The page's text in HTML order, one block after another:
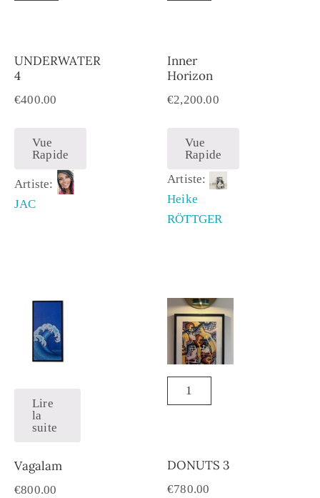
UNDERWATER
4
€400.00
Vue
Rapide
Artiste:
JAC
Inner
Horizon
€2,200.00
Vue
Rapide
Artiste:
Heike
RÖTTGER
Lire
la
suite
Vagalam
€800.00
DONUTS 3
€780.00